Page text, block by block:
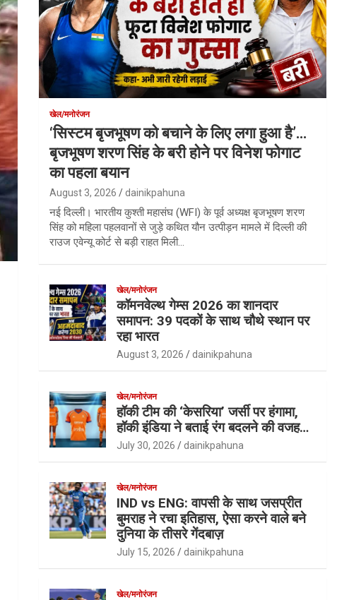
खेल/मनोरंजन
‘सिस्टम बृजभूषण को बचाने के लिए लगा हुआ है’…
बृजभूषण शरण सिंह के बरी होने पर विनेश फोगाट
का पहला बयान
August 3, 2026 dainikpahuna
नई दिल्ली। भारतीय कुश्ती महासंघ (WFI) के पूर्व अध्यक्ष बृजभूषण शरण
सिंह को महिला पहलवानों से जुड़े कथित यौन उत्पीड़न मामले में दिल्ली की
राउज एवेन्यू कोर्ट से बड़ी राहत मिली…
खेल/मनोरंजन
कॉमनवेल्थ गेम्स 2026 का शानदार
समापन: 39 पदकों के साथ चौथे स्थान पर
रहा भारत
August 3, 2026 dainikpahuna
खेल/मनोरंजन
हॉकी टीम की ‘केसरिया’ जर्सी पर हंगामा,
हॉकी इंडिया ने बताई रंग बदलने की वजह…
July 30, 2026 dainikpahuna
खेल/मनोरंजन
IND vs ENG: वापसी के साथ जसप्रीत
बुमराह ने रचा इतिहास, ऐसा करने वाले बने
दुनिया के तीसरे गेंदबाज़
July 15, 2026 dainikpahuna
खेल/मनोरंजन